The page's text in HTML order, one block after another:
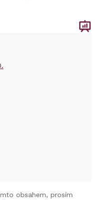
obsahem, prosím